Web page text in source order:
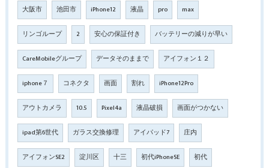
大阪市 池田市 iPhone12 液晶 pro max
リンゴループ 2 安心の保証付き バッテリーの減りが早い
CareMobileグループ データそのままで アイフォン１２
iphone７ コネクタ 画面 割れ iPhone12Pro
アウトカメラ 10.5 Pixel4a 液晶破損 画面がつかない
ipad第6世代 ガラス交換修理 アイパッド7 庄内
アイフォンSE2 淀川区 十三 初代iPhoneSE 初代